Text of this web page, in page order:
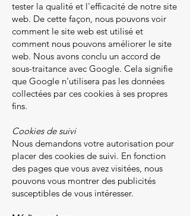
tester la qualité et l'efficacité de notre site
web. De cette façon, nous pouvons voir
comment le site web est utilisé et
comment nous pouvons améliorer le site
web. Nous avons conclu un accord de
sous-traitance avec Google. Cela signifie
que Google n'utilisera pas les données
collectées par ces cookies à ses propres
fins.
Cookies de suivi
Nous demandons votre autorisation pour
placer des cookies de suivi. En fonction
des pages que vous avez visitées, nous
pouvons vous montrer des publicités
susceptibles de vous intéresser.